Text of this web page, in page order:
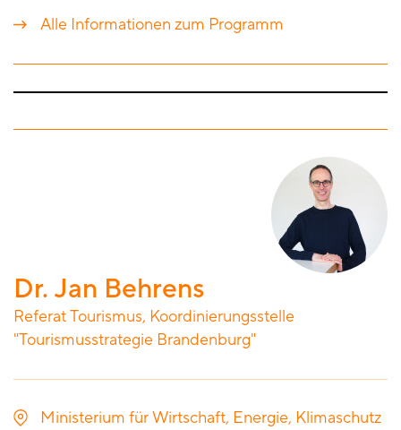
Alle Informationen zum Programm
Dr. Jan Behrens
Referat Tourismus, Koordinierungsstelle
"Tourismusstrategie Brandenburg"
Ministerium für Wirtschaft, Energie, Klimaschutz